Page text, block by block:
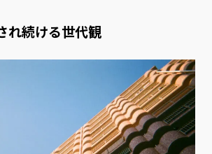
れ続ける世代観